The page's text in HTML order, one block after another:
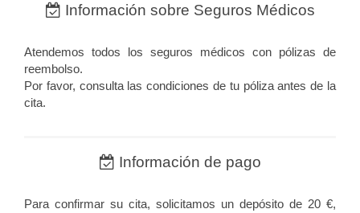
Información sobre Seguros Médicos
Atendemos todos los seguros médicos con pólizas de
reembolso.
Por favor, consulta las condiciones de tu póliza antes de la
cita.
Información de pago
Para confirmar su cita, solicitamos un depósito de 20 €,